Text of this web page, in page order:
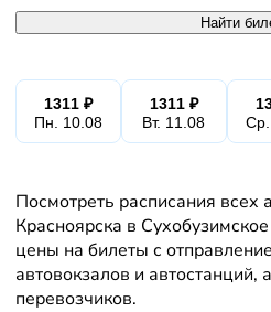
Найти
1311 ₽
Пн. 10.08
1311 ₽
Вт. 11.08
Посмотреть расписания всех
Красноярска в
цены на билеты с
автовокзалов и автостанций,
перевозчиков.